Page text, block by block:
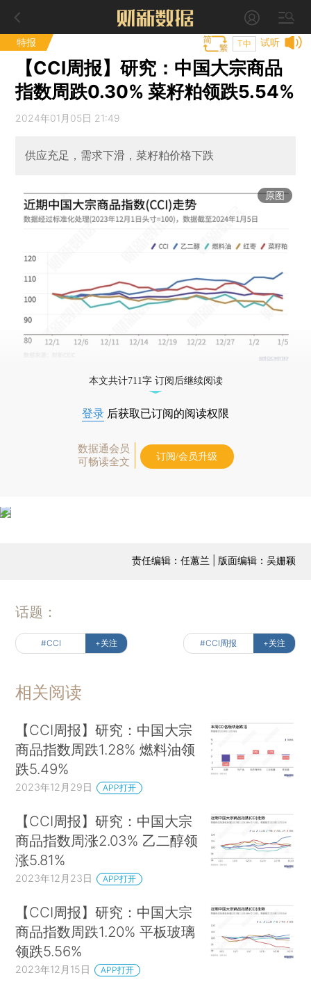
特报 试听
T中
【CCI周报】研究：中国大宗商品
指数周跌0.30% 菜籽粕领跌5.54%
2024年01月05日 21:49
供应充足，需求下滑，菜籽粕价格下跌
原图
本文共计711字 订阅后继续阅读
登录 后获取已订阅的阅读权限
数据通会员
可畅读全文
订阅/会员升级
责任编辑：任蕙兰 | 版面编辑：吴姗颖
话题：
#CCI +关注 #CCI周报 +关注
相关阅读
【CCI周报】研究：中国大宗
商品指数周跌1.28% 燃料油领
跌5.49%
2023年12月29日 APP打开
【CCI周报】研究：中国大宗
商品指数周涨2.03% 乙二醇领
涨5.81%
2023年12月23日 APP打开
【CCI周报】研究：中国大宗
商品指数周跌1.20% 平板玻璃
领跌5.56%
2023年12月15日 APP打开